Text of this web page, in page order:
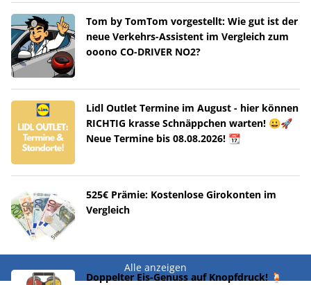
Tom by TomTom vorgestellt: Wie gut ist der
neue Verkehrs-Assistent im Vergleich zum
ooono CO-DRIVER NO2?
Lidl Outlet Termine im August - hier können
RICHTIG krasse Schnäppchen warten! 😀🚀
Neue Termine bis 08.08.2026! 📆
525€ Prämie: Kostenlose Girokonten im
Vergleich
Alle anzeigen
Doppelter Eis-Genuss auf Knopfdruck! 🍹